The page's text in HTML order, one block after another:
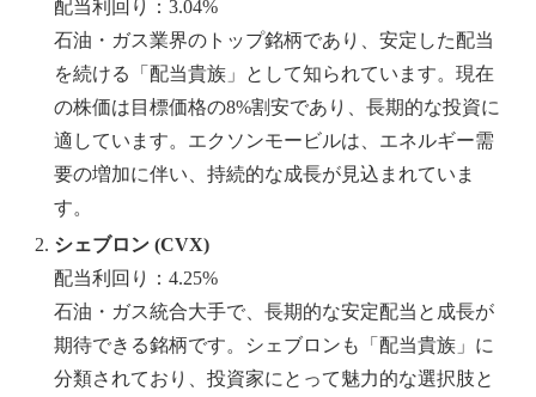
配当利回り：3.04%
石油・ガス業界のトップ銘柄であり、安定した配当
を続ける「配当貴族」として知られています。現在
の株価は目標価格の8%割安であり、長期的な投資に
適しています。エクソンモービルは、エネルギー需
要の増加に伴い、持続的な成長が見込まれていま
す。
シェブロン (CVX)
配当利回り：4.25%
石油・ガス統合大手で、長期的な安定配当と成長が
期待できる銘柄です。シェブロンも「配当貴族」に
分類されており、投資家にとって魅力的な選択肢と